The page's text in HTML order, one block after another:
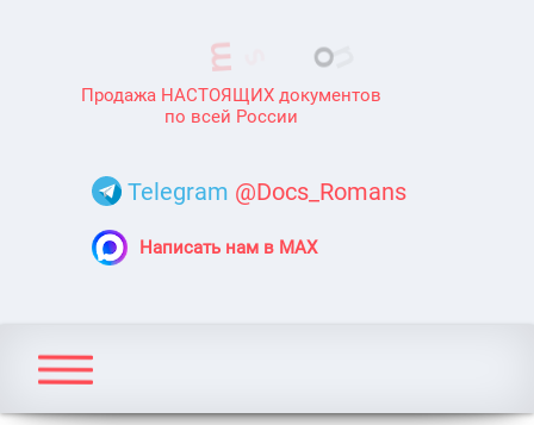
Продажа НАСТОЯЩИХ документов
по всей России
Telegram @Docs_Romans
Написать нам в MAX